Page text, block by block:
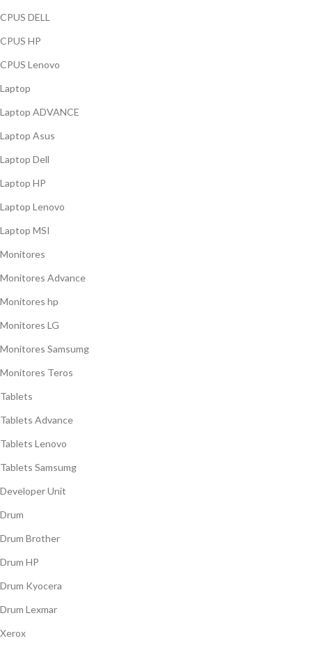
CPUS DELL
CPUS HP
CPUS Lenovo
Laptop
Laptop ADVANCE
Laptop Asus
Laptop Dell
Laptop HP
Laptop Lenovo
Laptop MSI
Monitores
Monitores Advance
Monitores hp
Monitores LG
Monitores Samsumg
Monitores Teros
Tablets
Tablets Advance
Tablets Lenovo
Tablets Samsumg
Developer Unit
Drum
Drum Brother
Drum HP
Drum Kyocera
Drum Lexmar
Xerox